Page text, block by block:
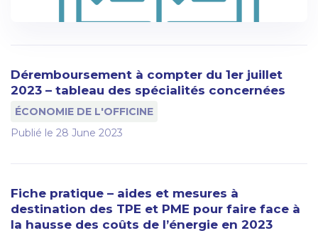
Déremboursement à compter du 1er juillet
2023 – tableau des spécialités concernées
ÉCONOMIE DE L'OFFICINE
Publié le 28 June 2023
Fiche pratique – aides et mesures à
destination des TPE et PME pour faire face à
la hausse des coûts de l’énergie en 2023